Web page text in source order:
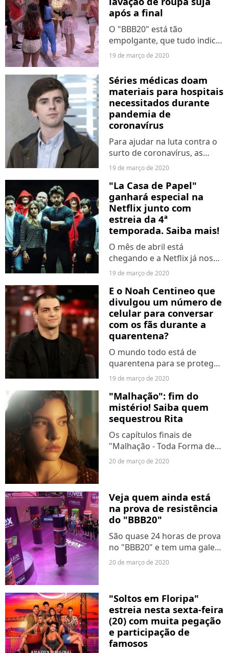
Babu...
após a final
O "BBB20" está tão
empolgante, que tudo indica
que esta edição pode ganhar
um programa especial só
para os participantes
lavarem roupa suja. Ainda
não está nada confirmado,
mas em...
19 de março de 2020
Séries médicas doam
materiais para hospitais
necessitados durante
pandemia de
coronavírus
Para ajudar na luta contra o
surto de coronavírus, as
séries "The Good Doctor",
"The Resident" e "Station 19"
estão doando máscaras e
outros suprimentos médicos
para hospitais. Com...
19 de março de 2020
"La Casa de Papel"
ganhará especial na
Netflix junto com
estreia da 4ª
temporada. Saiba mais!
O mês de abril está
chegando e a Netflix já nos
presenteou coma lista das
produções que vão entrar no
catálogo. Nem é preciso dizer
que todo mundo está todo
mundo cotando os dias
para...
19 de março de 2020
E o Noah Centineo que
divulgou um número de
celular para conversar
com os fãs durante a
quarentena?
O mundo todo está de
quarentena para se proteger
do coronavírus. Por conta
disso, artistas têm procurado
outras maneiras de entreter
o público. E não é que o Noah
Centineo encontrou...
19 de março de 2020
"Malhação": fim do
mistério! Saiba quem
sequestrou Rita
Os capítulos finais de
"Malhação - Toda Forma de
Amar" vão revelar que Rita
(Alanis Guillen) foi, sim,
responsável. E não é que a
resposta esteve na nossa...
20 de março de 2020
Veja quem ainda está
na prova de resistência
do "BBB20"
São quase 24 horas de prova
no "BBB20" e tem uma galera
que ainda não desistiu. Como
Boninho havia alertado, a
semana traria uma prova de
resistência "raiz"....
20 de março de 2020
"Soltos em Floripa"
estreia nesta sexta-feira
(20) com muita pegação
e participação de
famosos